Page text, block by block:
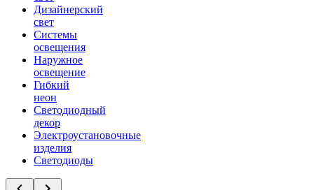
Дизайнерский
свет
Системы
освещения
Наружное
освещение
Гибкий
неон
Светодиодный
декор
Электроустановочные
изделия
Светодиоды